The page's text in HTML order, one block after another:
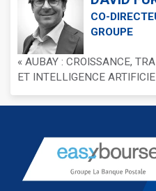
CO-
GROUPE
« AUBAY : CROISSANCE,
ET INTELLIGENCE